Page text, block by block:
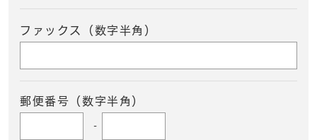
ファックス（数字半角）
郵便番号（数字半角）
-